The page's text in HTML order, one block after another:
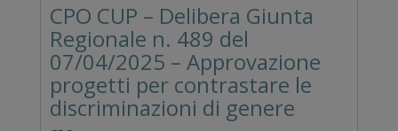
CPO CUP – Delibera Giunta
Regionale n. 489 del
07/04/2025 – Approvazione
progetti per contrastare le
discriminazioni di genere